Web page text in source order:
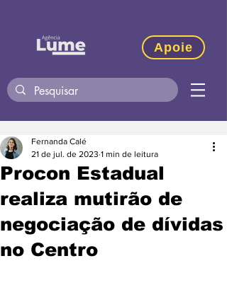
Apoie
Procon Estadual
realiza mutirão de
negociação de dívidas
no Centro
Fernanda Calé
21 de jul. de 2023 1 min de leitura